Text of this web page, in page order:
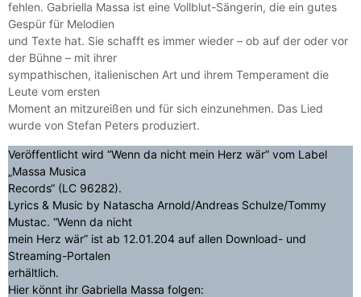
fehlen. Gabriella Massa ist eine Vollblut-Sängerin, die ein gutes
Gespür für Melodien
und Texte hat. Sie schafft es immer wieder – ob auf der oder vor
der Bühne – mit ihrer
sympathischen, italienischen Art und ihrem Temperament die
Leute vom ersten
Moment an mitzureißen und für sich einzunehmen. Das Lied
wurde von Stefan Peters produziert.
Veröffentlicht wird “Wenn da nicht mein Herz wär” vom Label
„Massa Musica
Records“ (LC 96282).
Lyrics & Music by Natascha Arnold/Andreas Schulze/Tommy
Mustac. “Wenn da nicht
mein Herz wär” ist ab 12.01.204 auf allen Download- und
Streaming-Portalen
erhältlich.
Hier könnt ihr Gabriella Massa folgen: